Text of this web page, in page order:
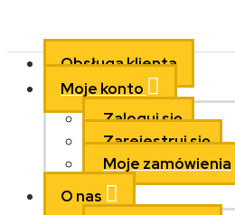
Obsługa klienta
Moje konto
Zaloguj się
Zarejestruj się
Moje zamówienia
O nas